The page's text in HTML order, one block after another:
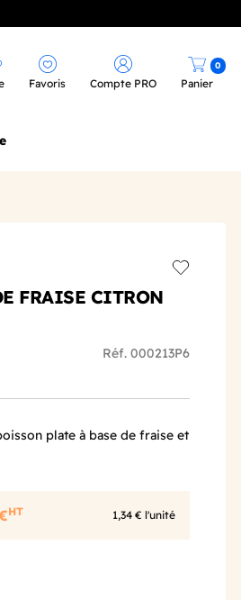
Favoris Compte PRO Panier
0
FRAISE CITRON
Réf. 000213P6
plate à base de fraise et
HT 1,34 € l'unité